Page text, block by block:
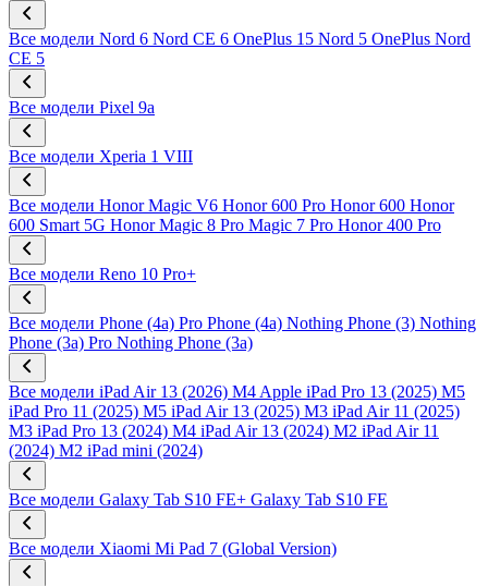
Все модели Nord 6 Nord CE 6 OnePlus 15 Nord 5 OnePlus Nord
CE 5
Все модели Pixel 9a
Все модели Xperia 1 VIII
Все модели Honor Magic V6 Honor 600 Pro Honor 600 Honor
600 Smart 5G Honor Magic 8 Pro Magic 7 Pro Honor 400 Pro
Все модели Reno 10 Pro+
Все модели Phone (4a) Pro Phone (4a) Nothing Phone (3) Nothing
Phone (3a) Pro Nothing Phone (3a)
Все модели iPad Air 13 (2026) M4 Apple iPad Pro 13 (2025) M5
iPad Pro 11 (2025) M5 iPad Air 13 (2025) M3 iPad Air 11 (2025)
M3 iPad Pro 13 (2024) M4 iPad Air 13 (2024) M2 iPad Air 11
(2024) M2 iPad mini (2024)
Все модели Galaxy Tab S10 FE+ Galaxy Tab S10 FE
Все модели Xiaomi Mi Pad 7 (Global Version)